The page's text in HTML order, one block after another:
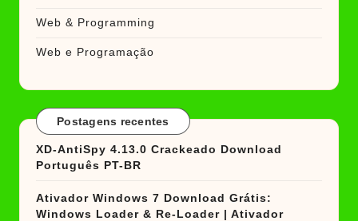
Web & Programming
Web e Programação
Postagens recentes
XD-AntiSpy 4.13.0 Crackeado Download
Português PT-BR
Ativador Windows 7 Download Grátis:
Windows Loader & Re-Loader | Ativador